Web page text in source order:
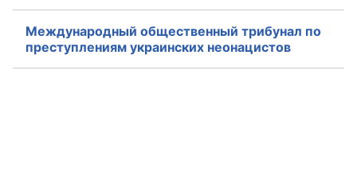
Международный общественный трибунал по
преступлениям украинских неонацистов